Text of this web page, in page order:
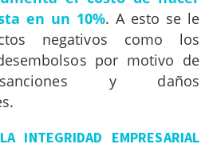
en un 10%. A esto se le
negativos como los
por motivo de
y daños
INTEGRIDAD EMPRESARIAL